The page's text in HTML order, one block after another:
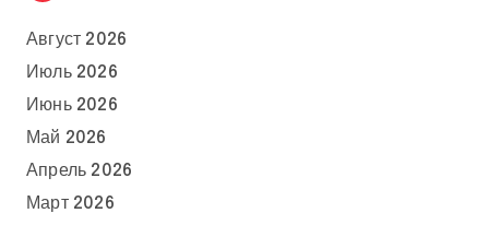
Август 2026
Июль 2026
Июнь 2026
Май 2026
Апрель 2026
Март 2026